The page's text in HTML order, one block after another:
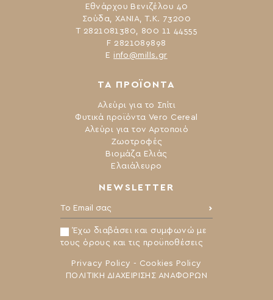
NEWSLETTER
Το Email σας:
Έχω διαβάσει και συμφωνώ με
τους όρους και τις προϋποθέσεις
Privacy Policy - Cookies Policy
ΠΟΛΙΤΙΚΗ ΔΙΑΧΕΙΡΙΣΗΣ ΑΝΑΦΟΡΩΝ
ΤΑ ΠΡΟΪΟΝΤΑ
Αλεύρι για το Σπίτι
Φυτικά προϊόντα Vero Cereal
Αλεύρι για τον Αρτοποιό
Ζωοτροφές
Βιομάζα Ελιάς
Ελαιάλευρο
Εθνάρχου Βενιζέλου 40
Σούδα, ΧΑΝΙΑ, Τ.Κ. 73200
Τ 2821081380, 800 11 44555
F 2821089898
Ε info@mills.gr